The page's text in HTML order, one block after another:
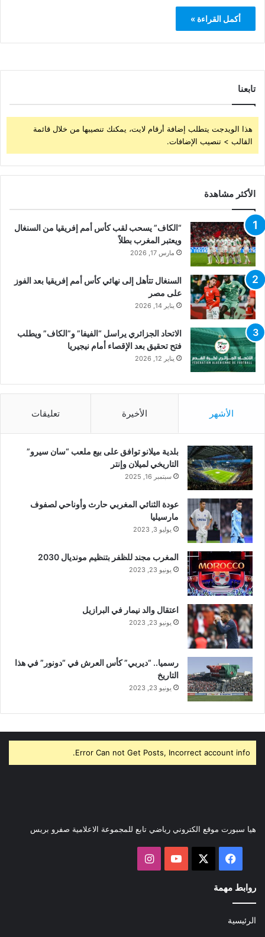
أكمل القراءة »
تابعنا
هذا الويدجت يتطلب إضافة أرقام لايت، يمكنك تنصيبها من خلال قائمة
القالب > تنصيب الإضافات.
الأكثر مشاهدة
“الكاف” يسحب لقب كأس أمم إفريقيا من السنغال
ويعتبر المغرب بطلاً
مارس 17, 2026
السنغال تتأهل إلى نهائي كأس أمم إفريقيا بعد الفوز
على مصر
يناير 14, 2026
الاتحاد الجزائري يراسل “الفيفا” و”الكاف” ويطلب
فتح تحقيق بعد الإقصاء أمام نيجيريا
يناير 12, 2026
الأشهر الأخيرة تعليقات
بلدية ميلانو توافق على بيع ملعب “سان سيرو”
التاريخي لميلان وإنتر
سبتمبر 16, 2025
عودة الثنائي المغربي حارث وأوناحي لصفوف
مارسيليا
يوليو 3, 2023
المغرب مجند للظفر بتنظيم مونديال 2030
يونيو 23, 2023
اعتقال والد نيمار في البرازيل
يونيو 23, 2023
رسميا.. “ديربي” كأس العرش في “دونور” في هذا
التاريخ
يونيو 23, 2023
Error Can not Get Posts, Incorrect account info.
هيا سبورت موقع الكتروني رياضي تابع للمجموعة الاعلامية صفرو بريس
فيسبوك ‫YouTube
روابط مهمة
الرئيسية